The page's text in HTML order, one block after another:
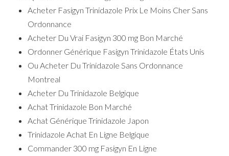
Acheter Fasigyn Trinidazole Prix Le Moins Cher Sans
Ordonnance
Acheter Du Vrai Fasigyn 300 mg Bon Marché
Ordonner Générique Fasigyn Trinidazole États Unis
Ou Acheter Du Trinidazole Sans Ordonnance
Montreal
Acheter Du Trinidazole Belgique
Achat Trinidazole Bon Marché
Achat Générique Trinidazole Japon
Trinidazole Achat En Ligne Belgique
Commander 300 mg Fasigyn En Ligne